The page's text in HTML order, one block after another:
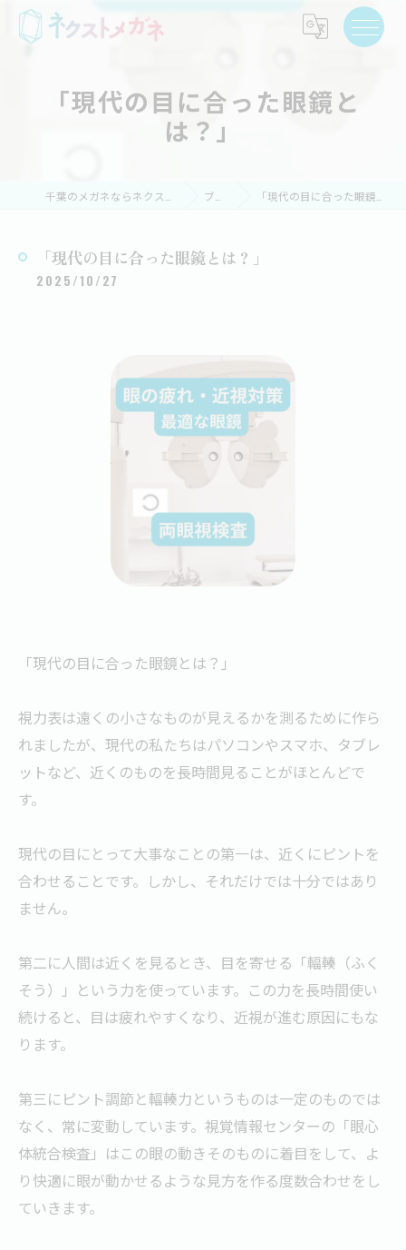
「現代の目に合った眼鏡と
は？」
ブログ 「現代の目に合った眼鏡とは？」
「現代の目に合った眼鏡とは？」
2025/10/27
「現代の目に合った眼鏡とは？」
視力表は遠くの小さなものが見えるかを測るために作ら
れましたが、現代の私たちはパソコンやスマホ、タブレ
ットなど、近くのものを長時間見ることがほとんどで
す。
現代の目にとって大事なことの第一は、近くにピントを
合わせることです。しかし、それだけでは十分ではあり
ません。
第二に人間は近くを見るとき、目を寄せる「輻輳（ふく
そう）」という力を使っています。この力を長時間使い
続けると、目は疲れやすくなり、近視が進む原因にもな
ります。
第三にピント調節と輻輳力というものは一定のものでは
なく、常に変動しています。視覚情報センターの「眼心
体統合検査」はこの眼の動きそのものに着目をして、よ
り快適に眼が動かせるような見方を作る度数合わせをし
ていきます。